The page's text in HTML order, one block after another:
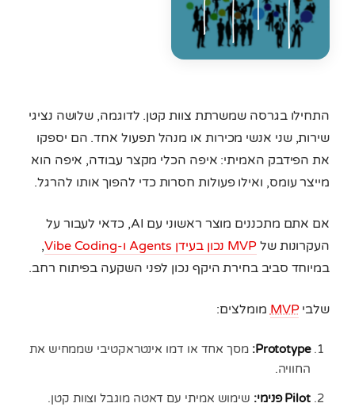
התחילו בגרסה שמשרתת צוות קטן. לדוגמה, שלושה נציגי
שירות, שני אנשי מכירות או מנהל תפעול אחד. הם יספקו
את הפידבק האמיתי: איפה הכלי מקצר עבודה, איפה הוא
מייצר עומס, ואילו פעולות חסרות כדי להפוך אותו להרגל.
אם אתם מתכננים מוצר ראשוני עם AI, כדאי לעבור על
העקרונות של MVP נכון בעידן Agents ו-Vibe Coding
,
במיוחד סביב בחירת היקף נכון לפני השקעה בפיתוח רחב.
שלביMVPמומלצים:
Prototype: מסך אחד או דמו אינטראקטיבי שממחיש את
החוויה.
Pilot פנימי: שימוש אמיתי עם דאטה מוגבל וצוות קטן.